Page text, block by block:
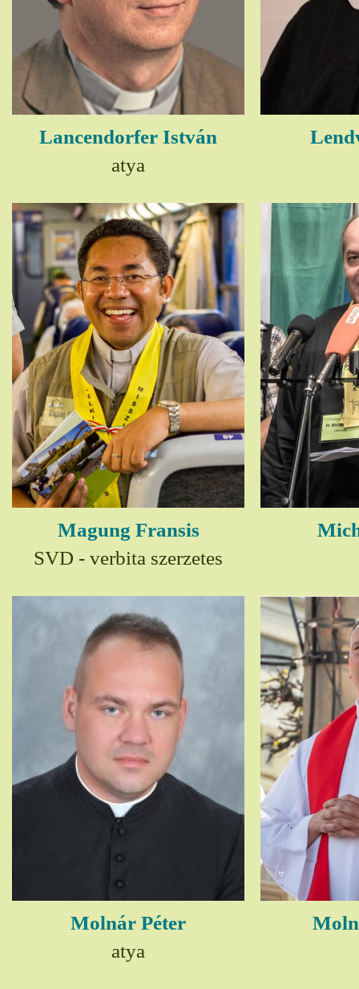
Lancendorfer István
atya
Magung Fransis
SVD - verbita szerzetes
Molnár Péter
atya